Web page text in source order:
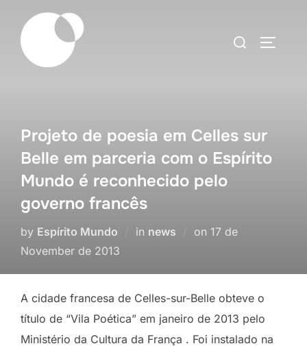
content
Search
Projeto de poesia em Celles sur
Belle em parceria com o Espírito
Mundo é reconhecido pelo
governo francês
by Espírito Mundo in news on Posted
17 de
November de 2013
A cidade francesa de Celles-sur-Belle obteve o
título de “Vila Poética” em janeiro de 2013 pelo
Ministério da Cultura da França . Foi instalado na